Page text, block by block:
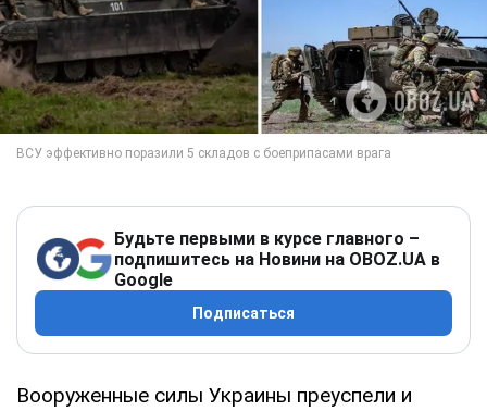
Будьте первыми в курсе главного –
подпишитесь на Новини на OBOZ.UA в
Google
Подписаться
Вооруженные силы Украины преуспели и